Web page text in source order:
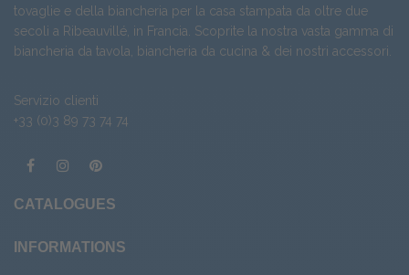
tovaglie e della biancheria per la casa stampata da oltre due
secoli a Ribeauvillé, in Francia. Scoprite la nostra vasta gamma di
biancheria da tavola
biancheria da cucina & dei nostri accessori
Servizio clienti
+33 (0)3 89 73 74 74
CATALOGUES
INFORMATIONS